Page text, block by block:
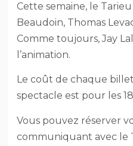
Cette semaine, le
Beaudoin, Thomas
Comme toujours, Jay
l’animation.
Le coût de chaque
spectacle est pour les
Vous pouvez réserver
communiquant avec le